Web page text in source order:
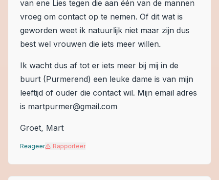
van ene Lies tegen die aan één van de mannen
vroeg om contact op te nemen. Of dit wat is
geworden weet ik natuurlijk niet maar zijn dus
best wel vrouwen die iets meer willen.
Ik wacht dus af tot er iets meer bij mij in de
buurt (Purmerend) een leuke dame is van mijn
leeftijd of ouder die contact wil. Mijn email adres
is martpurmer@gmail.com
Groet, Mart
Reageer Rapporteer